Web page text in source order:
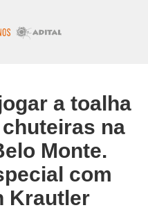
a toalha
na
Monte.
com
Krautler